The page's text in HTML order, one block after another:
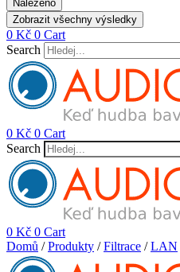
Nalezeno
Zobrazit všechny výsledky
0 Kč 0 Cart
Search
0 Kč 0 Cart
Search
0 Kč 0 Cart
Domů /Produkty /Filtrace /LAN